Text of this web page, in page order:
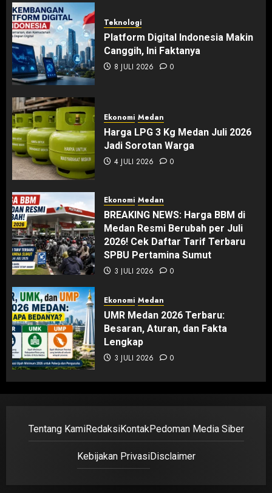
Teknologi
Platform Digital Indonesia Makin
Canggih, Ini Faktanya
8 JULI 2026 0
Ekonomi Medan
Harga LPG 3 Kg Medan Juli 2026
Jadi Sorotan Warga
4 JULI 2026 0
Ekonomi Medan
BREAKING NEWS: Harga BBM di
Medan Resmi Berubah per Juli
2026! Cek Daftar Tarif Terbaru
SPBU Pertamina Sumut
3 JULI 2026 0
Ekonomi Medan
UMR Medan 2026 Terbaru:
Besaran, Aturan, dan Fakta
Lengkap
3 JULI 2026 0
Tentang KamiRedaksiKontakPedoman Media Siber
Kebijakan PrivasiDisclaimer